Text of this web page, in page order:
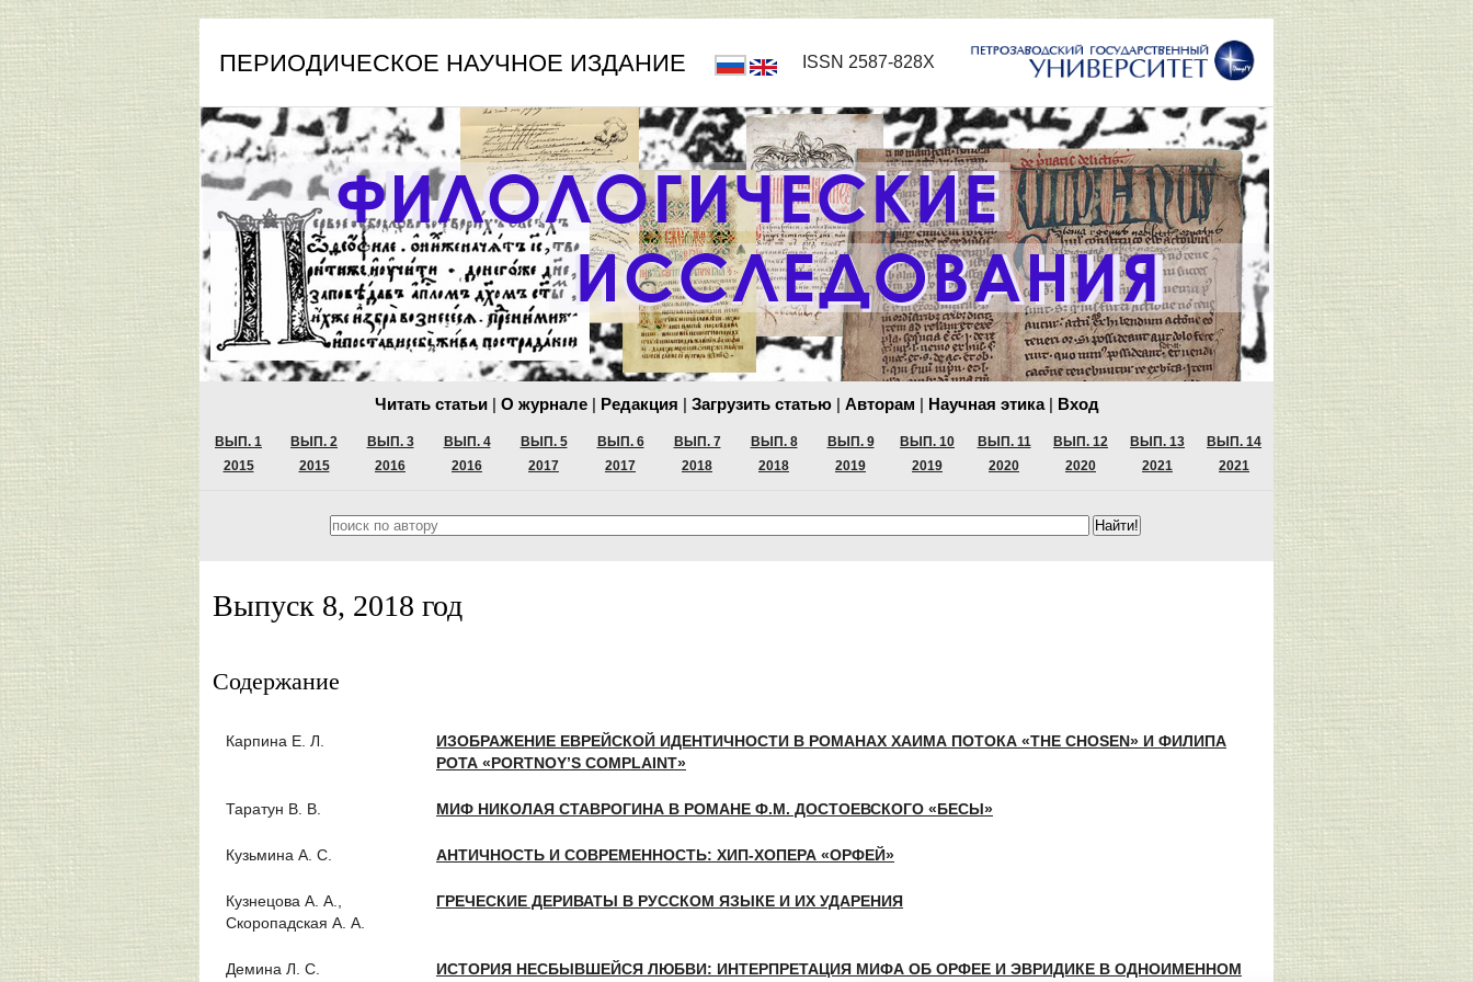
ПЕРИОДИЧЕСКОЕ НАУЧНОЕ ИЗДАНИЕ ISSN 2587-828X
Читать статьи | О журнале | Редакция | Загрузить статью | Авторам | Научная этика | Вход
ВЫП. 1
2015
ВЫП. 2
2015
ВЫП. 3
2016
ВЫП. 4
2016
ВЫП. 5
2017
ВЫП. 6
2017
ВЫП. 7
2018
ВЫП. 8
2018
ВЫП. 9
2019
ВЫП. 10
2019
ВЫП. 11
2020
ВЫП. 12
2020
ВЫП. 13
2021
ВЫП. 14
2021
Выпуск 8, 2018 год
Содержание
Карпина Е. Л.
ИЗОБРАЖЕНИЕ ЕВРЕЙСКОЙ ИДЕНТИЧНОСТИ В РОМАНАХ ХАИМА ПОТОКА «THE CHOSEN» И ФИЛИПА
РОТА «PORTNOY’S COMPLAINT»
Таратун В. В. МИФ НИКОЛАЯ СТАВРОГИНА В РОМАНЕ Ф.М. ДОСТОЕВСКОГО «БЕСЫ»
Кузьмина А. С. АНТИЧНОСТЬ И СОВРЕМЕННОСТЬ: ХИП-ХОПЕРА «ОРФЕЙ»
Кузнецова А. А.,
Скоропадская А. А.
ГРЕЧЕСКИЕ ДЕРИВАТЫ В РУССКОМ ЯЗЫКЕ И ИХ УДАРЕНИЯ
Демина Л. С. ИСТОРИЯ НЕСБЫВШЕЙСЯ ЛЮБВИ: ИНТЕРПРЕТАЦИЯ МИФА ОБ ОРФЕЕ И ЭВРИДИКЕ В ОДНОИМЕННОМ